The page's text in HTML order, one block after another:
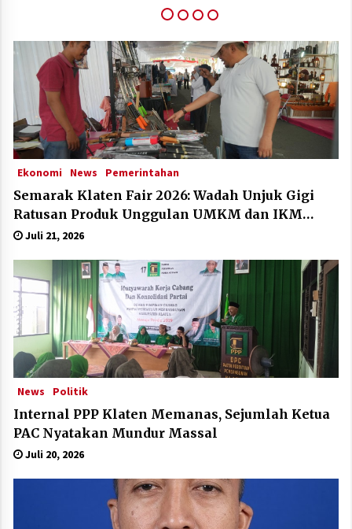
IGA Award 2025
Ekonomi News Pemerintahan
Semarak Klaten Fair 2026: Wadah Unjuk Gigi
Ratusan Produk Unggulan UMKM dan IKM
Lokal
Juli 21, 2026
News Politik
Internal PPP Klaten Memanas, Sejumlah Ketua
PAC Nyatakan Mundur Massal
Juli 20, 2026